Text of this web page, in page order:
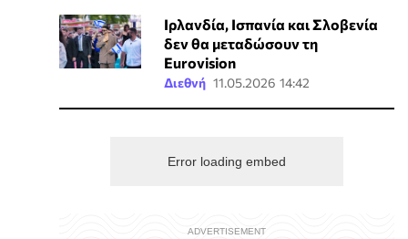
Ιρλανδία, Ισπανία και Σλοβενία
δεν θα μεταδώσουν τη
Eurovision
Διεθνή 11.05.2026 14:42
Error loading embed